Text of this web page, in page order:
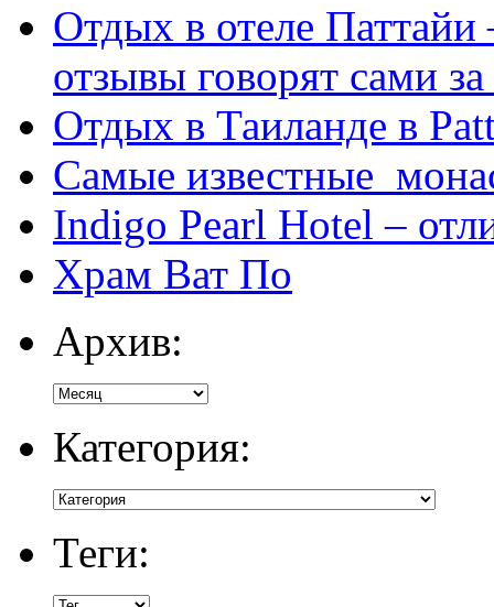
Отдых в отеле
отзывы говорят сами за
Отдых в Таиланде в
Самые известные
Indigo Pearl Hotel –
Храм Ват По
Архив:
Категория:
Теги: